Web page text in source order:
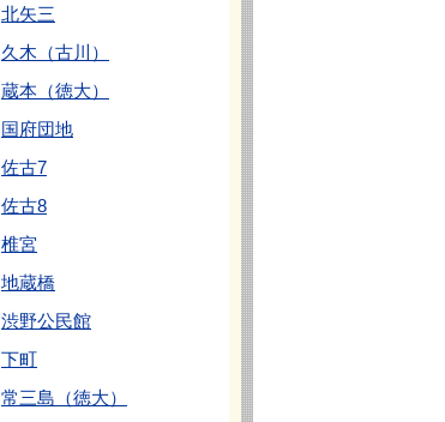
北矢三
久木（古川）
蔵本（徳大）
国府団地
佐古7
佐古8
椎宮
地蔵橋
渋野公民館
下町
常三島（徳大）